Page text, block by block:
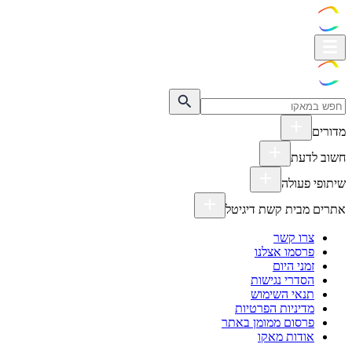
מדורים
חשוב לדעת
שיתופי פעולה
אתרים מבית קשת דיגיטל
צרו קשר
פרסמו אצלנו
זמני היום
הסדרי נגישות
תנאי השימוש
מדיניות הפרטיות
פרסום ממומן באתר
אודות מאקו